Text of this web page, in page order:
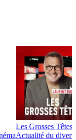
Les Grosses Têtes
Actualité du